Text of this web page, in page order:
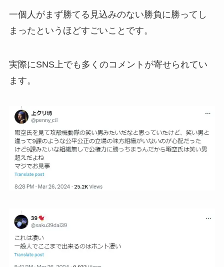
一個人がまず勝てる見込みのない勝負に勝ってし
まったというほどすごいことです。
実際にSNS上でも多くのコメントが寄せられてい
ます。